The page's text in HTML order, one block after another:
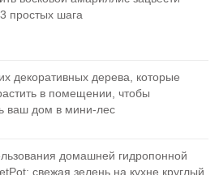
простых шага
декоративных дерева, которые
в помещении, чтобы
ваш дом в мини-лес
домашней гидропонной
свежая зелень на кухне круглый